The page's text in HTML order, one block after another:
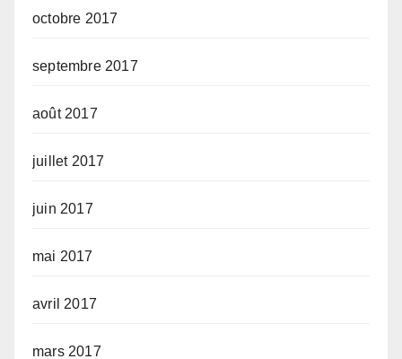
octobre 2017
septembre 2017
août 2017
juillet 2017
juin 2017
mai 2017
avril 2017
mars 2017